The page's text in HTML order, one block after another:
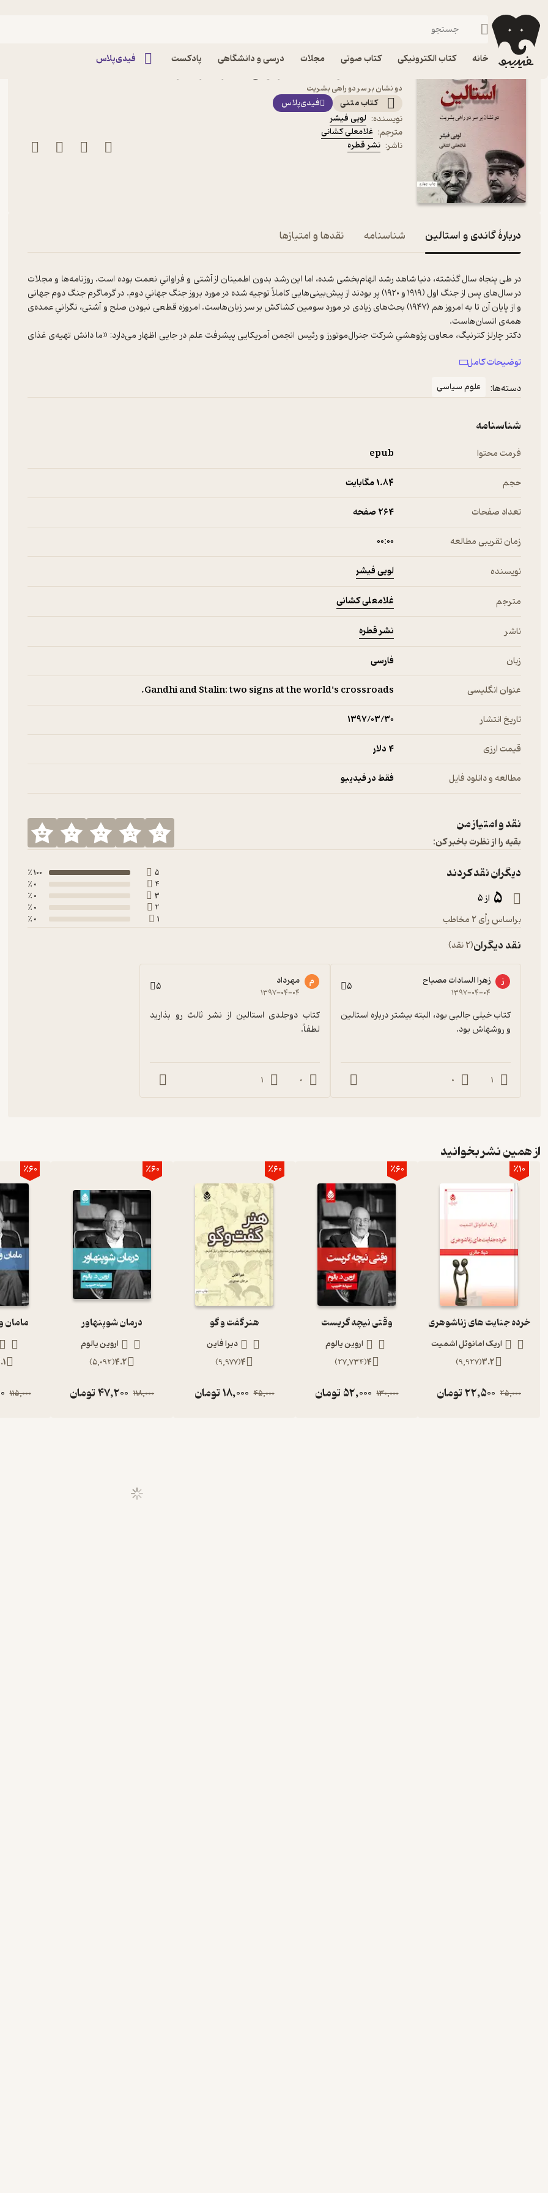
خانه کتاب الکترونیکی کتاب صوتی مجلات درسی و دانشگاهی پادکست فیدی‌پلاس
فیدیبو کتاب الکترونیکی
دو نشان بر سر دو راهی بشریت
کتاب متنی
فیدی‌پلاس
نویسنده: لویی فیشر
مترجم: غلامعلی کشانی
ناشر: نشر قطره
دربارۀ گاندی و استالین شناسنامه نقدها و امتیازها
در طی پنجاه سال گذشته، دنیا شاهد رشد الهام‌بخشی شده، اما این رشد بدون اطمینان از آشتی و فراوانیِ نعمت بوده است. روزنامه‌ها و مجلات
در سال‌های پس از جنگ اول (۱۹۱۹ و ۱۹۲۰) پر بودند از پیش‌بینی‌هایی کاملاً توجیه شده در مورد بروز جنگ ‌جهانیِ دوم. در گرماگرم جنگ دوم جهانی‌
و از پایان آن تا به امروز هم (۱۹۴۷) بحث‌های زیادی در مورد سومین کشاکش بر سر زبان‌هاست. امروزه قطعی نبودن صلح و آشتی، نگرانیِ عمده‌ی
دکتر چارلز کترنیگ، معاون پژوهشیِ شرکت جنرال‌موتورز و رئیس انجمن آمریکایی پیشرفت علم در جایی اظهار می‌دارد: «ما دانش تهیه‌ی غذای
ندارند.» یعنی فقر بشر ساخته، اما اجتناب‌پذیر، دومین نگرانیِ همه‌ی انسان‌هاست. بخش اعظم بشریت در هراس از جنگ است و از نیاز در رنج.
دولت‌ها و دیپلمات‌ها این ناامنی را به‌خوبی بازمی‌تابند. هر فرد عادی هم، به شکلی ناخواسته همین ناامنی را با اصرار به ‌‌فراموشیِ آن، یا با تلاش
توضیحات کامل
دسته‌ها:
علوم سیاسی
شناسنامه
فرمت محتوا epub
حجم 1.۸۴ مگابایت
تعداد صفحات 264 صفحه
زمان تقریبی مطالعه ۰۰:۰۰
نویسنده لویی فیشر
مترجم غلامعلی کشانی
ناشر نشر قطره
زبان فارسی
عنوان انگلیسی Gandhi and Stalin: two signs at the world's crossroads.
تاریخ انتشار ۱۳۹۷/۰۳/۳۰
قیمت ارزی 4 دلار
مطالعه و دانلود فایل فقط در فیدیبو
نقد و امتیاز من
بقیه را از نظرت باخبر کن:
دیگران نقد کردند
5 از 5
براساس رأی 2 مخاطب
5
100 ٪
4
0 ٪
3
0 ٪
2
0 ٪
1
0 ٪
نقد دیگران(2 نقد)
ز زهرا السادات مصباح
۱۳۹۷-۰۴-۰۴ 5
و روشهاش بود.
1
0
م مهرداد
۱۳۹۷-۰۴-۰۴ 5
لطفاً.
0
1
از همین نشر بخوانید
٪10
خرده جنایت های زناشوهری
اریک امانوئل اشمیت
3.2
(
9,927
)
25,000
22,500تومان
٪60
وقتی نیچه گریست
اروین یالوم
4
(
27,734
)
130,000
52,000تومان
٪60
هنر گفت و گو
دبرا فاین
4
(
9,977
)
45,000
18,000تومان
٪60
درمان شوپنهاور
اروین یالوم
4.2
(
5,092
)
118,000
47,200تومان
٪60
مامان
115,000